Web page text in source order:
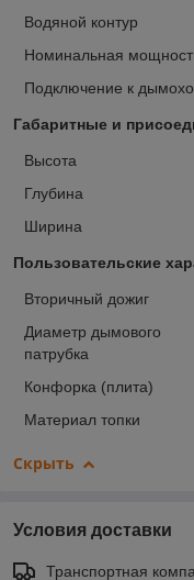
Водяной контур
Номинальная
Подключение к
Габаритные и
Высота
Глубина
Ширина
Пользовательские
Вторичный дожиг
Диаметр дымового
патрубка
Конфорка (плита)
Материал топки
Скрыть
Условия доставки
Транспортная